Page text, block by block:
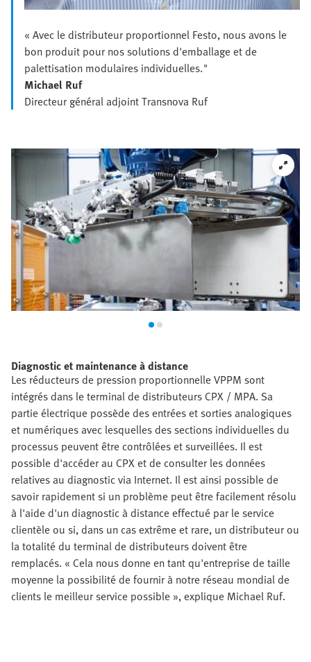
« Avec le distributeur proportionnel Festo, nous avons le
bon produit pour nos solutions d'emballage et de
palettisation modulaires individuelles."
Michael Ruf
Directeur général adjoint Transnova Ruf
Diagnostic et maintenance à distance
Les réducteurs de pression proportionnelle VPPM sont
intégrés dans le terminal de distributeurs CPX / MPA. Sa
partie électrique possède des entrées et sorties analogiques
et numériques avec lesquelles des sections individuelles du
processus peuvent être contrôlées et surveillées. Il est
possible d'accéder au CPX et de consulter les données
relatives au diagnostic via Internet. Il est ainsi possible de
savoir rapidement si un problème peut être facilement résolu
à l'aide d'un diagnostic à distance effectué par le service
clientèle ou si, dans un cas extrême et rare, un distributeur ou
la totalité du terminal de distributeurs doivent être
remplacés. « Cela nous donne en tant qu'entreprise de taille
moyenne la possibilité de fournir à notre réseau mondial de
clients le meilleur service possible », explique Michael Ruf.